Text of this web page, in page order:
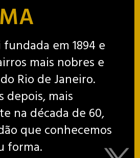
em 1894 e
mais nobres e
Rio de Janeiro.
depois, mais
na década de 60,
que conhecemos
forma.